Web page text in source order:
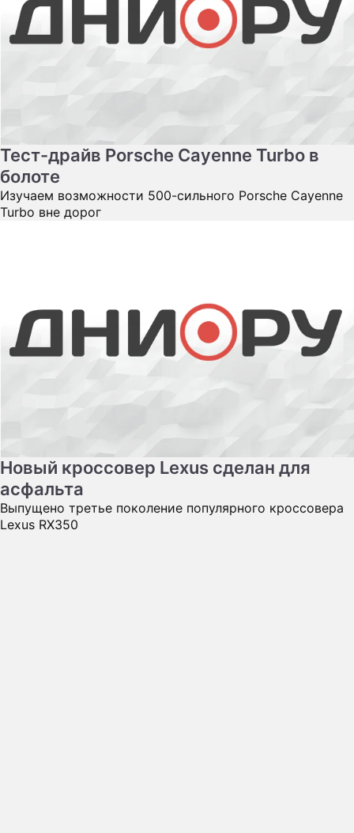
Тест-драйв Porsche Cayenne Turbo в
болоте
Изучаем возможности 500-сильного Porsche Cayenne
Turbo вне дорог
Новый кроссовер Lexus сделан для
асфальта
Выпущено третье поколение популярного кроссовера
Lexus RX350